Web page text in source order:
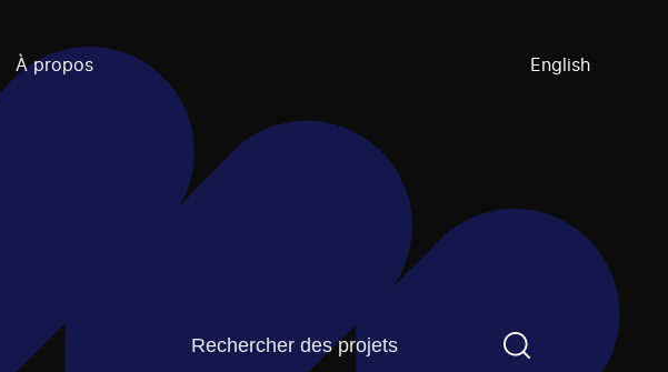
À propos English
Trouvez un projetVous devez saisir un terme de